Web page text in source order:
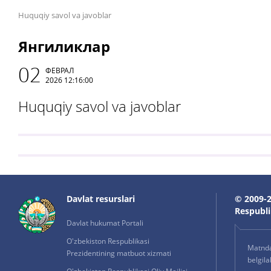
Huquqiy savol va javoblar
Янгиликлар
02 ФЕВРАЛ
2026 12:16:00
Huquqiy savol va javoblar
Davlat resurslari
Davlat hukumat Portali
O'zbekiston Respublikasi
Prezidentining matbuot xizmati
© 2009-